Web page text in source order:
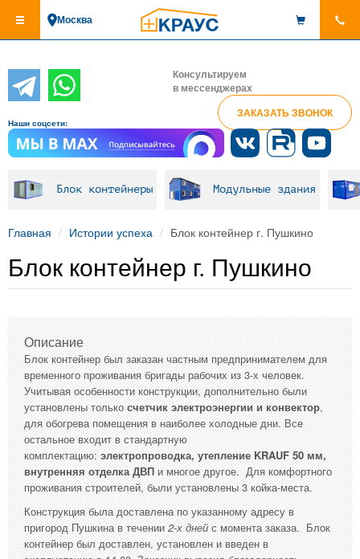
основному
Москва
Консультируем
в мессенджерах
ЗАКАЗАТЬ ЗВОНОК
Наши соцсети:
Блок контейнеры Модульные здания
Главная Истории успеха Блок контейнер г. Пушкино
Блок контейнер г. Пушкино
Описание
Блок контейнер был заказан частным предпринимателем для
временного проживания бригады рабочих из 3-х человек.
Учитывая особенности конструкции, дополнительно были
установлены толькосчетчик электроэнергии и конвектор,
для обогрева помещения в наиболее холодные дни. Все
остальное входит в стандартную
комплектацию:электропроводка, утепление KRAUF 50 мм,
внутренняя отделка ДВПи многое другое. Для комфортного
проживания строителей, были установлены 3 койка-места.
Конструкция была доставлена по указанному адресу в
пригород Пушкина в течении2-х днейс момента заказа. Блок
контейнер был доставлен, установлен и введен в